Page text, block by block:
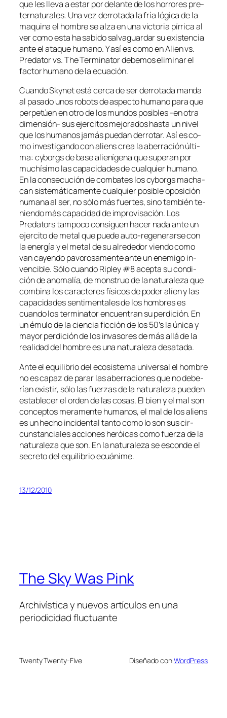
que les lle­va a es­tar por de­lan­te de los ho­rro­res pre­
ter­na­tu­ra­les. Una vez de­rro­ta­da la fría ló­gi­ca de la
ma­qui­na el hom­bre se al­za en una vic­to­ria pí­rri­ca al
ver co­mo es­ta ha sa­bi­do sal­va­guar­dar su exis­ten­cia
an­te el ata­que hu­mano. Y así es co­mo en Alien vs.
Predator vs. The Terminator de­be­mos eli­mi­nar el
fac­tor hu­mano de la ecuación.
Cuando Skynet es­tá cer­ca de ser de­rro­ta­da man­da
al pa­sa­do unos ro­bots de as­pec­to hu­mano pa­ra que
per­pe­túen en otro de los mun­dos po­si­bles ‑en otra
dimensión- sus ejer­ci­tos me­jo­ra­dos has­ta un ni­vel
que los hu­ma­nos ja­más pue­dan de­rro­tar. Así es co­
mo in­ves­ti­gan­do con aliens crea la abe­rra­ción úl­ti­
ma: cy­borgs de ba­se alie­ní­ge­na que su­pe­ran por
mu­chí­si­mo las ca­pa­ci­da­des de cual­quier hu­mano.
En la con­se­cu­ción de com­ba­tes los cy­borgs ma­cha­
can sis­te­má­ti­ca­men­te cual­quier po­si­ble opo­si­ción
hu­ma­na al ser, no só­lo más fuer­tes, sino tam­bién te­
nien­do más ca­pa­ci­dad de im­pro­vi­sa­ción. Los
Predators tam­po­co con­si­guen ha­cer na­da an­te un
ejer­ci­to de me­tal que pue­de auto-regenerarse con
la ener­gía y el me­tal de su al­re­de­dor vien­do co­mo
van ca­yen­do pa­vo­ro­sa­men­te an­te un enemi­go in­
ven­ci­ble. Sólo cuan­do Ripley #8 acep­ta su con­di­
ción de ano­ma­lía, de mons­truo de la na­tu­ra­le­za que
com­bi­na los ca­rac­te­res fí­si­cos de po­der alíen y las
ca­pa­ci­da­des sen­ti­men­ta­les de los hom­bres es
cuan­do los ter­mi­na­tor en­cuen­tran su per­di­ción. En
un ému­lo de la cien­cia fic­ción de los 50’s la úni­ca y
ma­yor per­di­ción de los in­va­so­res de más allá de la
reali­dad del hom­bre es una na­tu­ra­le­za desatada.
Ante el equi­li­brio del eco­sis­te­ma uni­ver­sal el hom­bre
no es ca­paz de pa­rar las abe­rra­cio­nes que no de­be­
rían exis­tir, só­lo las fuer­zas de la na­tu­ra­le­za pue­den
es­ta­ble­cer el or­den de las co­sas. El bien y el mal son
con­cep­tos me­ra­men­te hu­ma­nos, el mal de los aliens
es un he­cho in­ci­den­tal tan­to co­mo lo son sus cir­
cuns­tan­cia­les ac­cio­nes he­rói­cas co­mo fuer­za de la
na­tu­ra­le­za que son. En la na­tu­ra­le­za se es­con­de el
se­cre­to del equi­li­brio ecuánime.
13/12/2010
The Sky Was Pink
Archivística y nuevos artículos en una
periodicidad fluctuante
Twenty Twenty-Five Diseñado conWordPress